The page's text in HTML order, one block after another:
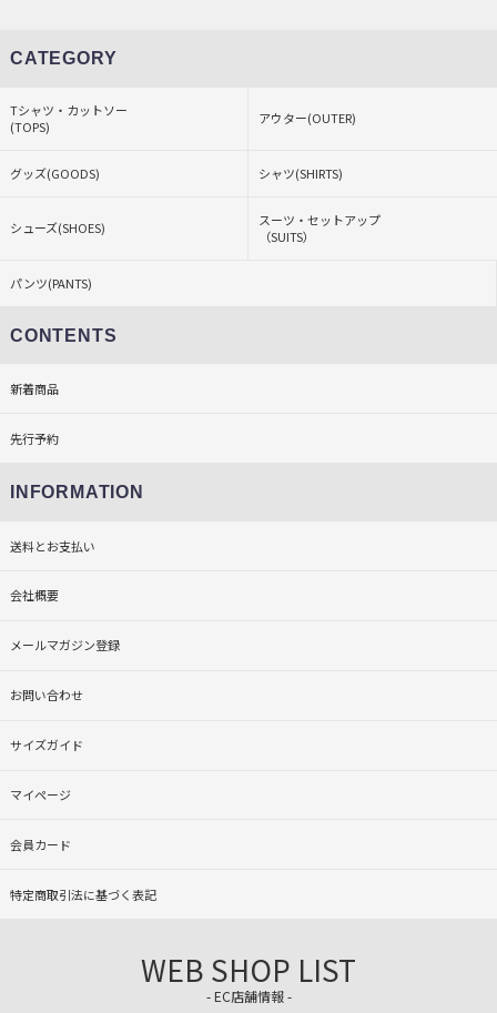
CATEGORY
Tシャツ・カットソー
(TOPS)
アウター(OUTER)
グッズ(GOODS) シャツ(SHIRTS)
シューズ(SHOES)
スーツ・セットアップ
（SUITS）
パンツ(PANTS)
CONTENTS
新着商品
先行予約
INFORMATION
送料とお支払い
会社概要
メールマガジン登録
お問い合わせ
サイズガイド
マイページ
会員カード
特定商取引法に基づく表記
WEB SHOP LIST
- EC店舗情報 -